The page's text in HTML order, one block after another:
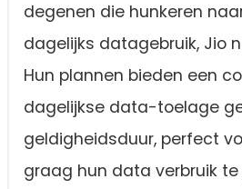
degenen die hunkeren
dagelijks datagebruik, Jio
Hun plannen bieden een
dagelijkse data-toelage
geldigheidsduur, perfect
graag hun data verbruik te